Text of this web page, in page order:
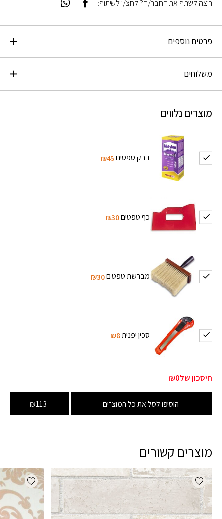
פרטים נוספים
משלוחים
מוצרים נלווים
דבק טפטים₪45
כף טפטים₪30
מברשת טפטים₪30
סכין יפנית₪8
חיסכון של₪0
הוסיפו לסל את כל המוצרים ₪113
רוצה לשתף את החבר/ה? לחצ/י לשיתוף:
מוצרים קשורים
Add wishlist
wishlist